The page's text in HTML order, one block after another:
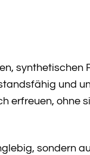
und
erfreuen, ohne
sondern